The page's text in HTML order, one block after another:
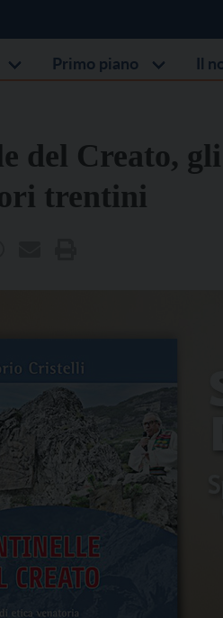
Primo piano Il
del Creato,
trentini